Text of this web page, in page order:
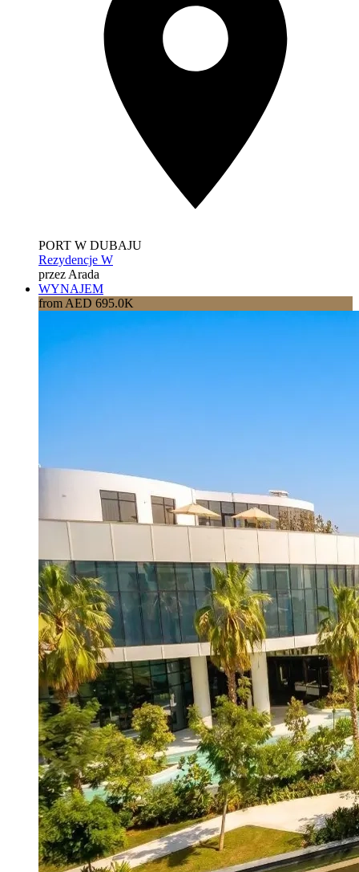
PORT W DUBAJU
Rezydencje W
przez Arada
WYNAJEM
from AED 695.0K